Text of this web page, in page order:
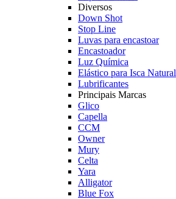
Diversos
Down Shot
Stop Line
Luvas para encastoar
Encastoador
Luz Química
Elástico para Isca Natural
Lubrificantes
Principais Marcas
Glico
Capella
CCM
Owner
Mury
Celta
Yara
Alligator
Blue Fox